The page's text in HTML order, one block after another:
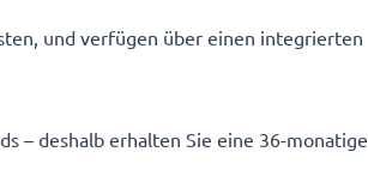
und verfügen über einen integrierten
– deshalb erhalten Sie eine 36-monatige